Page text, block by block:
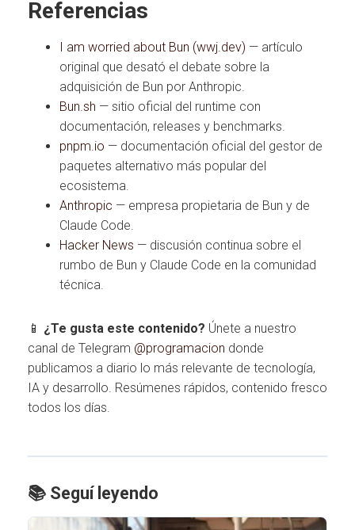
Referencias
I am worried about Bun (wwj.dev) — artículo
original que desató el debate sobre la
adquisición de Bun por Anthropic.
Bun.sh — sitio oficial del runtime con
documentación, releases y benchmarks.
pnpm.io — documentación oficial del gestor de
paquetes alternativo más popular del
ecosistema.
Anthropic — empresa propietaria de Bun y de
Claude Code.
Hacker News — discusión continua sobre el
rumbo de Bun y Claude Code en la comunidad
técnica.
📱 ¿Te gusta este contenido? Únete a nuestro
canal de Telegram @programacion donde
publicamos a diario lo más relevante de tecnología,
IA y desarrollo. Resúmenes rápidos, contenido fresco
todos los días.
📚 Seguí leyendo